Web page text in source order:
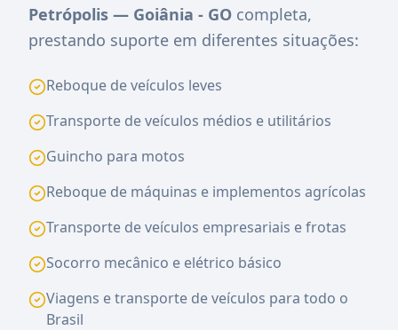
Petrópolis — Goiânia - GO completa,
prestando suporte em diferentes situações:
Reboque de veículos leves
Transporte de veículos médios e utilitários
Guincho para motos
Reboque de máquinas e implementos agrícolas
Transporte de veículos empresariais e frotas
Socorro mecânico e elétrico básico
Viagens e transporte de veículos para todo o
Brasil